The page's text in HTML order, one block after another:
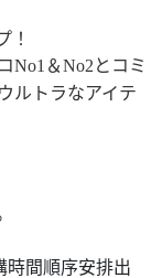
！
No1＆No2とコミ
ルトラなアイテ
時間順序安排出